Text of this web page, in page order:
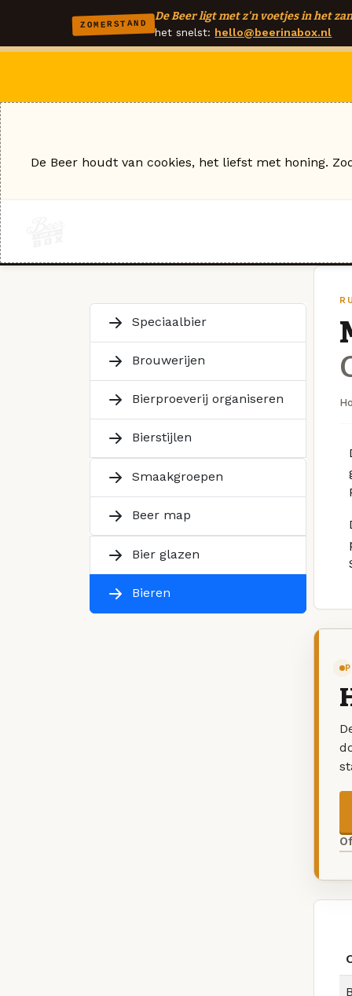
ZOMERSTAND
De Beer ligt met z'n voetjes in het
het snelst: hello@beerinabox.nl
Speciaalbier
Brouwerijen
Bierproeverij organiseren
Bierstijlen
Smaakgroepen
Beer map
Bier glazen
Bieren
De Beer houdt van cookies, het liefst met honing.